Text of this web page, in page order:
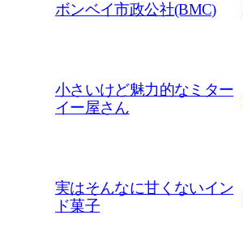
ボンベイ市政公社(BMC)
小さいけど魅力的なミター
イー屋さん
実はそんなに甘くないイン
ド菓子